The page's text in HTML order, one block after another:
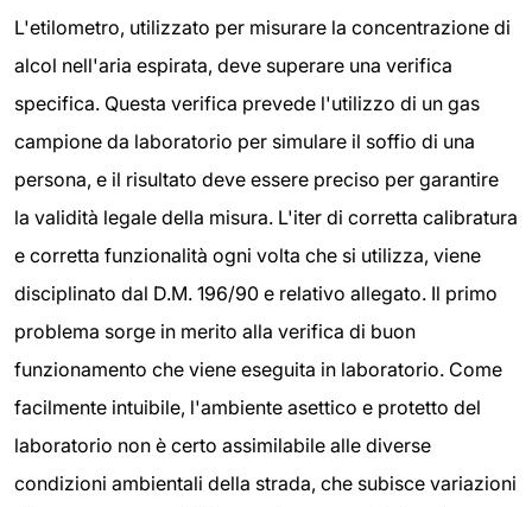
L'etilometro, utilizzato per misurare la concentrazione di
alcol nell'aria espirata, deve superare una verifica
specifica. Questa verifica prevede l'utilizzo di un gas
campione da laboratorio per simulare il soffio di una
persona, e il risultato deve essere preciso per garantire
la validità legale della misura. L'iter di corretta calibratura
e corretta funzionalità ogni volta che si utilizza, viene
disciplinato dal D.M. 196/90 e relativo allegato. Il primo
problema sorge in merito alla verifica di buon
funzionamento che viene eseguita in laboratorio. Come
facilmente intuibile, l'ambiente asettico e protetto del
laboratorio non è certo assimilabile alle diverse
condizioni ambientali della strada, che subisce variazioni